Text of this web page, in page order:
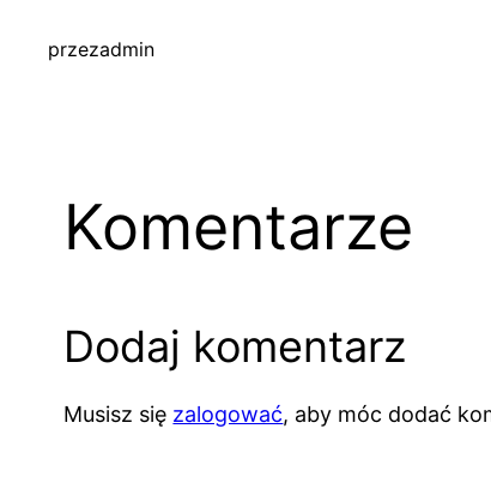
przezadmin
Komentarze
Dodaj komentarz
Musisz się zalogować, aby móc dodać